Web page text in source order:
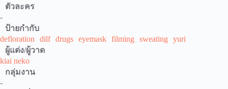
ตัวละคร
-
ป้ายกำกับ
defloration
dilf drugs eyemask filming sweating yuri
ผู้แต่ง/ผู้วาด
kiai neko
กลุ่มงาน
-